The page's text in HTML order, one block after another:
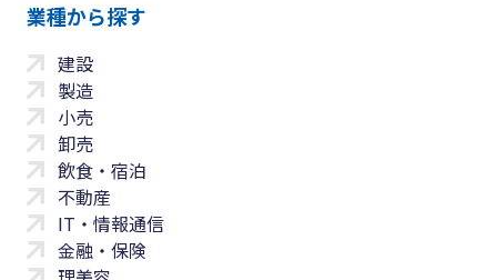
業種から探す
建設
製造
小売
卸売
飲食・宿泊
不動産
IT・情報通信
金融・保険